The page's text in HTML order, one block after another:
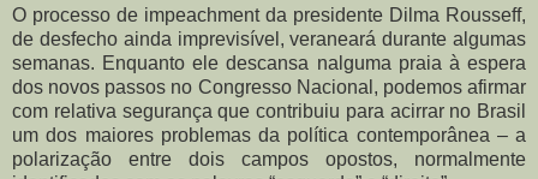
O processo de impeachment da presidente Dilma Rousseff,
de desfecho ainda imprevisível, veraneará durante algumas
semanas. Enquanto ele descansa nalguma praia à espera
dos novos passos no Congresso Nacional, podemos afirmar
com relativa segurança que contribuiu para acirrar no Brasil
um dos maiores problemas da política contemporânea – a
polarização entre dois campos opostos, normalmente